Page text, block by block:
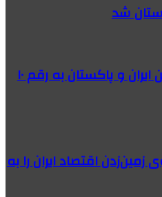
شد
افزایش حجم تجارت بین ایران و پاکستان به رقم ۱۰
اقتصاد ایران را به